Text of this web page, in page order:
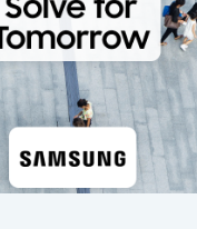
al percorso,